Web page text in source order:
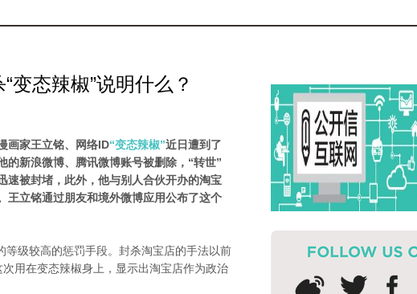
变态辣椒”说明什么？
画家王立铭、网络ID“变态辣椒”近日遭到了
的新浪微博、腾讯微博账号被删除，“转世”
速被封堵，此外，他与别人合伙开办的淘宝
王立铭通过朋友和境外微博应用公布了这个
级较高的惩罚手段。封杀淘宝店的手法以前
用在变态辣椒身上，显示出淘宝店作为政治